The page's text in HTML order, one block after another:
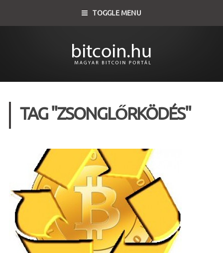
TOGGLE MENU
TAG "ZSONGLŐRKÖDÉS"